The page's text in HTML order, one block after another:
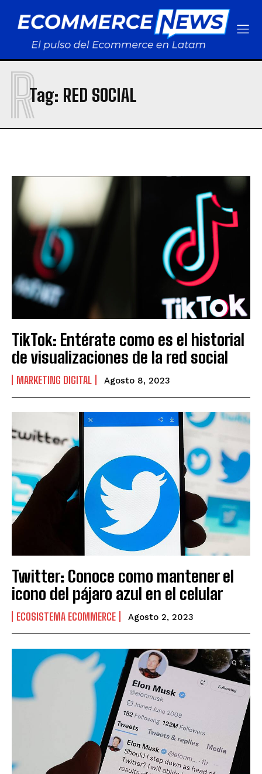
Tag: RED SOCIAL
R
TikTok: Entérate como es el historial
de visualizaciones de la red social
MARKETING DIGITAL Agosto 8, 2023
Twitter: Conoce como mantener el
icono del pájaro azul en el celular
ECOSISTEMA ECOMMERCE Agosto 2, 2023